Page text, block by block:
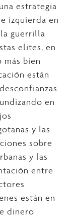
estrategia
izquierda en
guerrilla
elites, en
bien
están
en
y las
sobre
y las
entre
están en
dinero